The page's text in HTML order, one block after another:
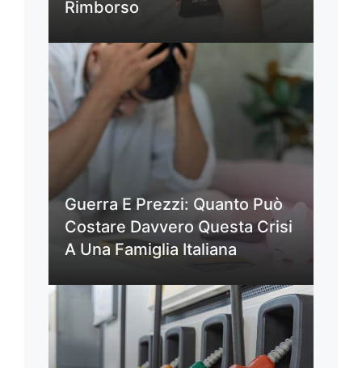
Rimborso
Guerra E Prezzi: Quanto Può
Costare Davvero Questa Crisi
A Una Famiglia Italiana